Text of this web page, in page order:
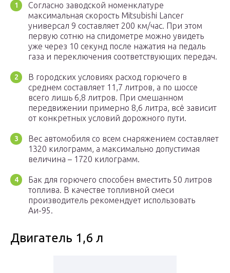
Согласно заводской номенклатуре
максимальная скорость Mitsubishi Lancer
универсал 9 составляет 200 км/час. При этом
первую сотню на спидометре можно увидеть
уже через 10 секунд после нажатия на педаль
газа и переключения соответствующих передач.
В городских условиях расход горючего в
среднем составляет 11,7 литров, а по шоссе
всего лишь 6,8 литров. При смешанном
передвижении примерно 8,6 литра, всё зависит
от конкретных условий дорожного пути.
Вес автомобиля со всем снаряжением составляет
1320 килограмм, а максимально допустимая
величина – 1720 килограмм.
Бак для горючего способен вместить 50 литров
топлива. В качестве топливной смеси
производитель рекомендует использовать
Аи-95.
Двигатель 1,6 л